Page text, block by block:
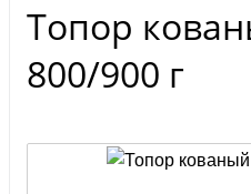
Топор
800/900 г